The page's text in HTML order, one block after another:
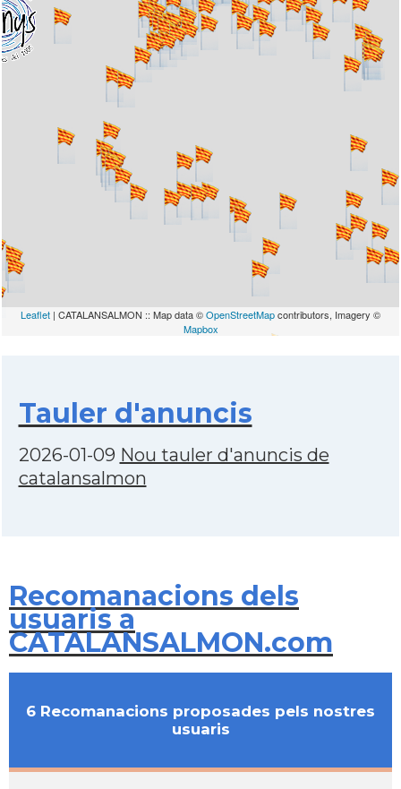
Leaflet | CATALANSALMON :: Map data ©OpenStreetMapcontributors, Imagery ©
Mapbox
Tauler d'anuncis
2026-01-09 Nou tauler d'anuncis de
catalansalmon
Recomanacions dels
usuaris a
CATALANSALMON.com
6 Recomanacions proposades pels nostres
usuaris